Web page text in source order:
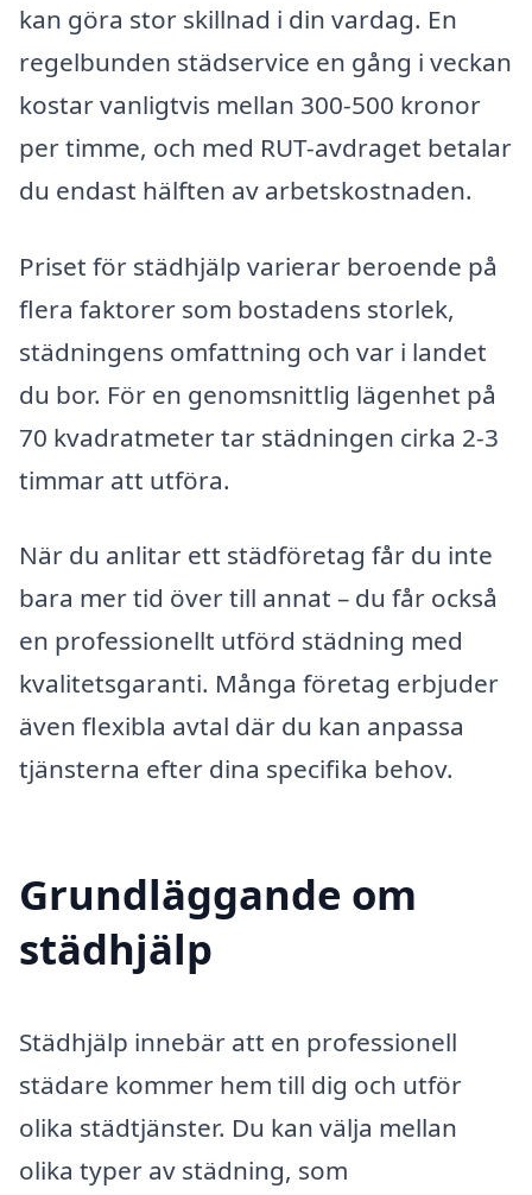
kan göra stor skillnad i din vardag. En
regelbunden städservice en gång i veckan
kostar vanligtvis mellan 300-500 kronor
per timme, och med RUT-avdraget betalar
du endast hälften av arbetskostnaden.
Priset för städhjälp varierar beroende på
flera faktorer som bostadens storlek,
städningens omfattning och var i landet
du bor. För en genomsnittlig lägenhet på
70 kvadratmeter tar städningen cirka 2-3
timmar att utföra.
När du anlitar ett städföretag får du inte
bara mer tid över till annat – du får också
en professionellt utförd städning med
kvalitetsgaranti. Många företag erbjuder
även flexibla avtal där du kan anpassa
tjänsterna efter dina specifika behov.
Grundläggande om
städhjälp
Städhjälp innebär att en professionell
städare kommer hem till dig och utför
olika städtjänster. Du kan välja mellan
olika typer av städning, som